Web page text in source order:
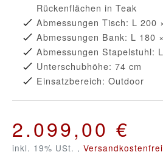
Rückenflächen in Teak
Abmessungen Tisch: L 200
Abmessungen Bank: L 180
Abmessungen Stapelstuhl:
Unterschubhöhe: 74 cm
Einsatzbereich: Outdoor
2.099,00 €
inkl. 19% USt. ,